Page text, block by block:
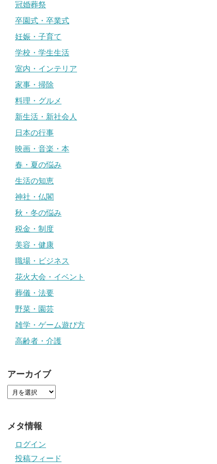
冠婚葬祭
卒園式・卒業式
妊娠・子育て
学校・学生生活
室内・インテリア
家事・掃除
料理・グルメ
新生活・新社会人
日本の行事
映画・音楽・本
春・夏の悩み
生活の知恵
神社・仏閣
秋・冬の悩み
税金・制度
美容・健康
職場・ビジネス
花火大会・イベント
葬儀・法要
野菜・園芸
雑学・ゲーム遊び方
高齢者・介護
アーカイブ
メタ情報
ログイン
投稿フィード